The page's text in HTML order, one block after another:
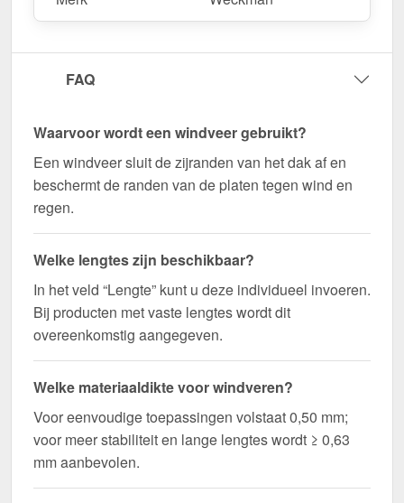
geleverd!
FAQ
Waarvoor wordt een windveer gebruikt?
Een windveer sluit de zijranden van het dak af en
beschermt de randen van de platen tegen wind en
regen.
Welke lengtes zijn beschikbaar?
In het veld “Lengte” kunt u deze individueel invoeren.
Bij producten met vaste lengtes wordt dit
overeenkomstig aangegeven.
Welke materiaaldikte voor windveren?
Voor eenvoudige toepassingen volstaat 0,50 mm;
voor meer stabiliteit en lange lengtes wordt ≥ 0,63
mm aanbevolen.